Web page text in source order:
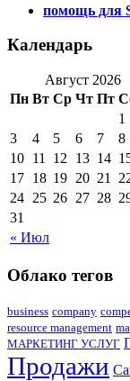
помощь для
Календарь
Август 2026
Пн Вт Ср Чт Пт
« Июл
1
3
4 5 6 7 8
10 11 12 13 14
17 18 19 20 21
24 25 26 27 28
31
Облако тегов
business company
resource management
МАРКЕТИНГ УСЛУГ
Продажи